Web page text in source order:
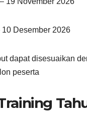
10 Desember 2026
dapat disesuaikan
peserta